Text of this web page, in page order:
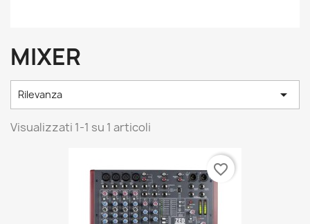
MIXER
Rilevanza 
Visualizzati 1-1 su 1 articoli
favorite_border